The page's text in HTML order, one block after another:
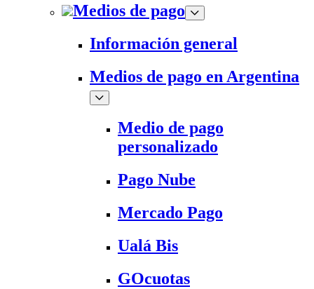
Medios de pago
Información general
Medios de pago en Argentina
Medio de pago
personalizado
Pago Nube
Mercado Pago
Ualá Bis
GOcuotas